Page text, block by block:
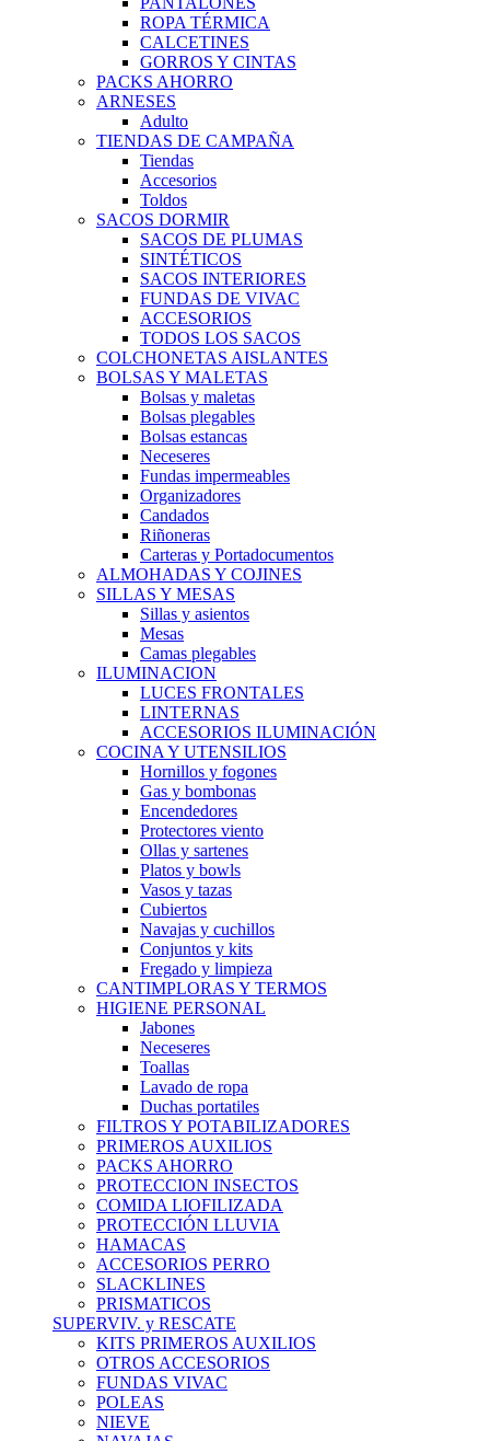
ROPA TÉRMICA
CALCETINES
GORROS Y CINTAS
PACKS AHORRO
ARNESES
Adulto
TIENDAS DE CAMPAÑA
Tiendas
Accesorios
Toldos
SACOS DORMIR
SACOS DE PLUMAS
SINTÉTICOS
SACOS INTERIORES
FUNDAS DE VIVAC
ACCESORIOS
TODOS LOS SACOS
COLCHONETAS AISLANTES
BOLSAS Y MALETAS
Bolsas y maletas
Bolsas plegables
Bolsas estancas
Neceseres
Fundas impermeables
Organizadores
Candados
Riñoneras
Carteras y Portadocumentos
ALMOHADAS Y COJINES
SILLAS Y MESAS
Sillas y asientos
Mesas
Camas plegables
ILUMINACION
LUCES FRONTALES
LINTERNAS
ACCESORIOS ILUMINACIÓN
COCINA Y UTENSILIOS
Hornillos y fogones
Gas y bombonas
Encendedores
Protectores viento
Ollas y sartenes
Platos y bowls
Vasos y tazas
Cubiertos
Navajas y cuchillos
Conjuntos y kits
Fregado y limpieza
CANTIMPLORAS Y TERMOS
HIGIENE PERSONAL
Jabones
Neceseres
Toallas
Lavado de ropa
Duchas portatiles
FILTROS Y POTABILIZADORES
PRIMEROS AUXILIOS
PACKS AHORRO
PROTECCION INSECTOS
COMIDA LIOFILIZADA
PROTECCIÓN LLUVIA
HAMACAS
ACCESORIOS PERRO
SLACKLINES
PRISMATICOS
SUPERVIV. y RESCATE
KITS PRIMEROS AUXILIOS
OTROS ACCESORIOS
FUNDAS VIVAC
POLEAS
NIEVE